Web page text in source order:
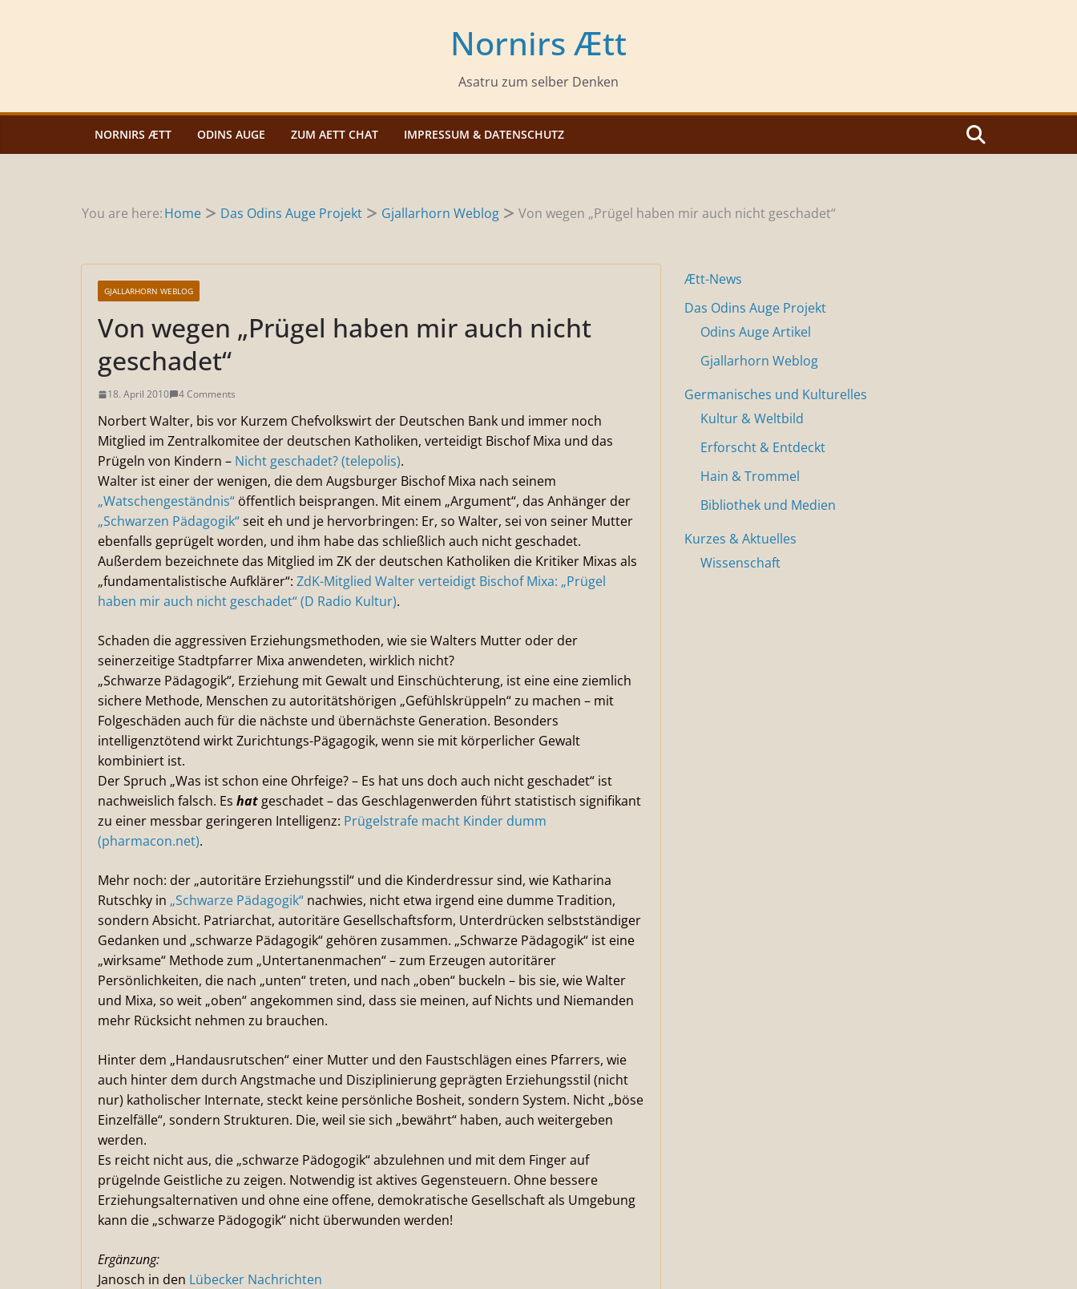
Nornirs Ætt
Asatru zum selber Denken
NORNIRS ÆTT ODINS AUGE ZUM AETT CHAT IMPRESSUM & DATENSCHUTZ
You are here:Home Das Odins Auge Projekt Gjallarhorn Weblog Von wegen „Prügel haben mir auch nicht geschadet“
GJALLARHORN WEBLOG
Von wegen „Prügel haben mir auch nicht
geschadet“
18. April 2010 4 Comments
Norbert Walter, bis vor Kurzem Chefvolkswirt der Deutschen Bank und immer noch
Mitglied im Zentralkomitee der deutschen Katholiken, verteidigt Bischof Mixa und das
Prügeln von Kindern – Nicht geschadet? (telepolis).
Walter ist einer der wenigen, die dem Augsburger Bischof Mixa nach seinem
„Watschengeständnis“ öffentlich beisprangen. Mit einem „Argument“, das Anhänger der
„Schwarzen Pädagogik“seit eh und je hervorbringen: Er, so Walter, sei von seiner Mutter
ebenfalls geprügelt worden, und ihm habe das schließlich auch nicht geschadet.
Außerdem bezeichnete das Mitglied im ZK der deutschen Katholiken die Kritiker Mixas als
„fundamentalistische Aufklärer“: ZdK-Mitglied Walter verteidigt Bischof Mixa: „Prügel
haben mir auch nicht geschadet“ (D Radio Kultur).
Schaden die aggressiven Erziehungsmethoden, wie sie Walters Mutter oder der
seinerzeitige Stadtpfarrer Mixa anwendeten, wirklich nicht?
„Schwarze Pädagogik“, Erziehung mit Gewalt und Einschüchterung, ist eine eine ziemlich
sichere Methode, Menschen zu autoritätshörigen „Gefühlskrüppeln“ zu machen – mit
Folgeschäden auch für die nächste und übernächste Generation. Besonders
intelligenztötend wirkt Zurichtungs-Pägagogik, wenn sie mit körperlicher Gewalt
kombiniert ist.
Der Spruch „Was ist schon eine Ohrfeige? – Es hat uns doch auch nicht geschadet“ ist
nachweislich falsch. Es hat geschadet – das Geschlagenwerden führt statistisch signifikant
zu einer messbar geringeren Intelligenz: Prügelstrafe macht Kinder dumm
(pharmacon.net).
Mehr noch: der „autoritäre Erziehungsstil“ und die Kinderdressur sind, wie Katharina
Rutschky in „Schwarze Pädagogik“ nachwies, nicht etwa irgend eine dumme Tradition,
sondern Absicht. Patriarchat, autoritäre Gesellschaftsform, Unterdrücken selbstständiger
Gedanken und „schwarze Pädagogik“ gehören zusammen. „Schwarze Pädagogik“ ist eine
„wirksame“ Methode zum „Untertanenmachen“ – zum Erzeugen autoritärer
Persönlichkeiten, die nach „unten“ treten, und nach „oben“ buckeln – bis sie, wie Walter
und Mixa, so weit „oben“ angekommen sind, dass sie meinen, auf Nichts und Niemanden
mehr Rücksicht nehmen zu brauchen.
Hinter dem „Handausrutschen“ einer Mutter und den Faustschlägen eines Pfarrers, wie
auch hinter dem durch Angstmache und Disziplinierung geprägten Erziehungsstil (nicht
nur) katholischer Internate, steckt keine persönliche Bosheit, sondern System. Nicht „böse
Einzelfälle“, sondern Strukturen. Die, weil sie sich „bewährt“ haben, auch weitergeben
werden.
Es reicht nicht aus, die „schwarze Pädogogik“ abzulehnen und mit dem Finger auf
prügelnde Geistliche zu zeigen. Notwendig ist aktives Gegensteuern. Ohne bessere
Erziehungsalternativen und ohne eine offene, demokratische Gesellschaft als Umgebung
kann die „schwarze Pädogogik“ nicht überwunden werden!
Ergänzung:
Janosch in den Lübecker Nachrichten
Ætt-News
Das Odins Auge Projekt
Odins Auge Artikel
Gjallarhorn Weblog
Germanisches und Kulturelles
Kultur & Weltbild
Erforscht & Entdeckt
Hain & Trommel
Bibliothek und Medien
Kurzes & Aktuelles
Wissenschaft